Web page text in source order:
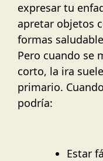
expresar tu
apretar objetos
formas
Pero cuando se
corto, la ira
primario.
podría:
Estar